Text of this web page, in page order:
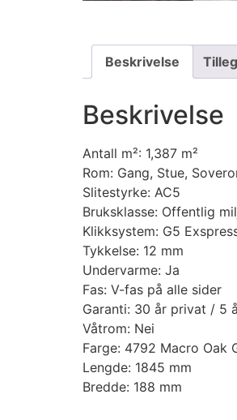
Beskrivelse
Beskrivelse
Antall m²: 1,387 m²
Rom: Gang, Stue,
Slitestyrke: AC5
Bruksklasse: Offentlig
Klikksystem: G5
Tykkelse: 12 mm
Undervarme: Ja
Fas: V-fas på alle sider
Garanti: 30 år privat / 5
Våtrom: Nei
Farge: 4792 Macro Oak
Lengde: 1845 mm
Bredde: 188 mm